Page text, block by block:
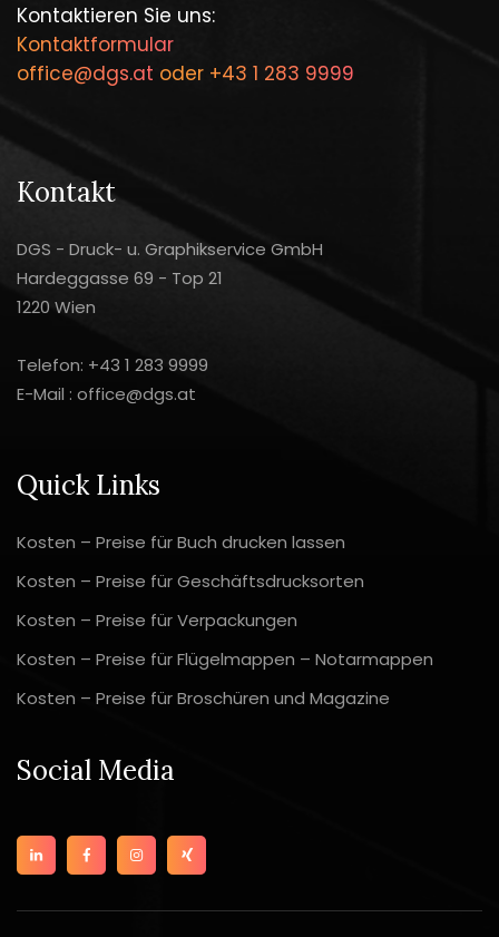
Kontaktieren Sie uns:
Kontaktformular
office@dgs.at oder +43 1 283 9999
Kontakt
DGS - Druck- u. Graphikservice GmbH
Hardeggasse 69 - Top 21
1220 Wien
Telefon: +43 1 283 9999
E-Mail : office@dgs.at
Quick Links
Kosten – Preise für Buch drucken lassen
Kosten – Preise für Geschäftsdrucksorten
Kosten – Preise für Verpackungen
Kosten – Preise für Flügelmappen – Notarmappen
Kosten – Preise für Broschüren und Magazine
Social Media